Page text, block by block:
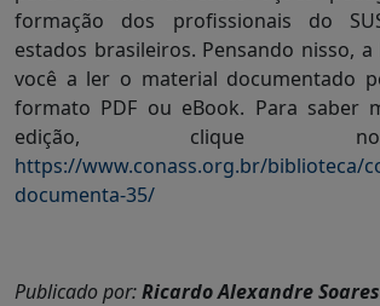
formação dos profissionais do
estados brasileiros. Pensando nisso, a
você a ler o material documentado
formato PDF ou eBook. Para saber
edição, clique
https://www.conass.org.br/biblioteca/
documenta-35/
Publicado por:Ricardo Alexandre